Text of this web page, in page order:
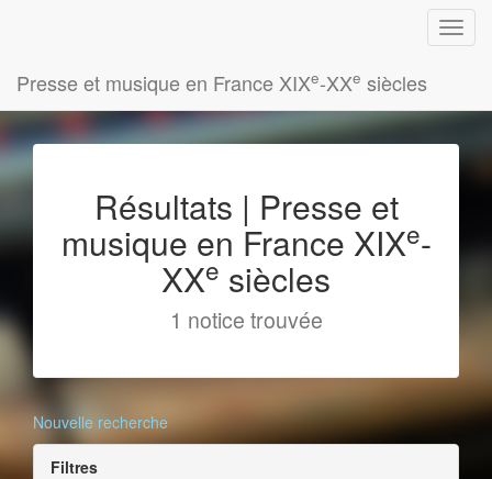
Presse et musique en France XIXe-XXe siècles
Résultats | Presse et
musique en France XIXe-
XXe siècles
1 notice trouvée
Nouvelle recherche
Filtres